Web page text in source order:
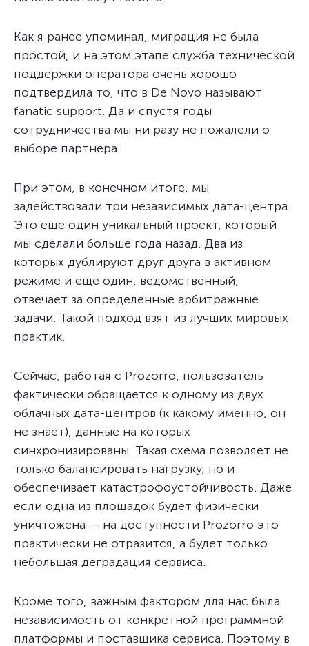
Как я ранее упоминал, миграция не была
простой, и на этом этапе служба технической
поддержки оператора очень хорошо
подтвердила то, что в De Novo называют
fanatic support. Да и спустя годы
сотрудничества мы ни разу не пожалели о
выборе партнера.
При этом, в конечном итоге, мы
задействовали три независимых дата-центра.
Это еще один уникальный проект, который
мы сделали больше года назад. Два из
которых дублируют друг друга в активном
режиме и еще один, ведомственный,
отвечает за определенные арбитражные
задачи. Такой подход взят из лучших мировых
практик.
Сейчас, работая с Prozorro, пользователь
фактически обращается к одному из двух
облачных дата-центров (к какому именно, он
не знает), данные на которых
синхронизированы. Такая схема позволяет не
только балансировать нагрузку, но и
обеспечивает катастрофоустойчивость. Даже
если одна из площадок будет физически
уничтожена — на доступности Prozorro это
практически не отразится, а будет только
небольшая деградация сервиса.
Кроме того, важным фактором для нас была
независимость от конкретной программной
платформы и поставщика сервиса. Поэтому в